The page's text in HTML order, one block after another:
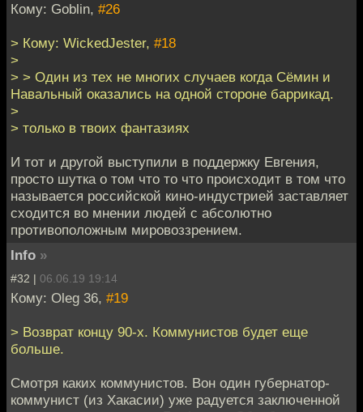
Кому: Goblin, #26
> Кому: WickedJester, #18
>
> > Один из тех не многих случаев когда Сёмин и
Навальный оказались на одной стороне баррикад.
>
> только в твоих фантазиях
И тот и другой выступили в поддержку Евгения,
просто шутка о том что то что происходит в том что
называется российской кино-индустрией заставляет
сходится во мнении людей с абсолютно
противоположным мировоззрением.
Info »
#32 | 06.06.19 19:14
Кому: Oleg 36, #19
> Возврат концу 90-х. Коммунистов будет еще
больше.
Смотря каких коммунистов. Вон один губернатор-
коммунист (из Хакасии) уже радуется заключенной